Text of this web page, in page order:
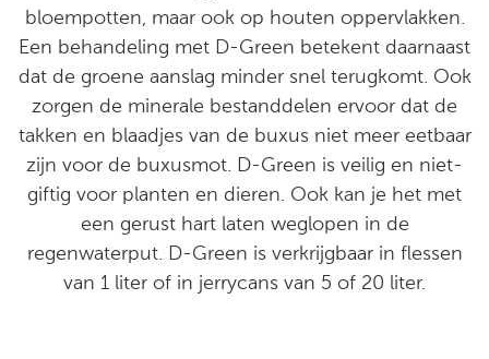
bloempotten, maar ook op houten oppervlakken.
Een behandeling met D-Green betekent daarnaast
dat de groene aanslag minder snel terugkomt. Ook
zorgen de minerale bestanddelen ervoor dat de
takken en blaadjes van de buxus niet meer eetbaar
zijn voor de buxusmot. D-Green is veilig en niet-
giftig voor planten en dieren. Ook kan je het met
een gerust hart laten weglopen in de
regenwaterput. D-Green is verkrijgbaar in flessen
van 1 liter of in jerrycans van 5 of 20 liter.